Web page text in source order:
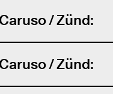
/ Zünd:
/ Zünd: